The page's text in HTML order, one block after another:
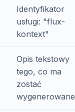
Identyfikator
usługi: "flux-
kontext"
Opis tekstowy
tego, co ma
zostać
wygenerowane